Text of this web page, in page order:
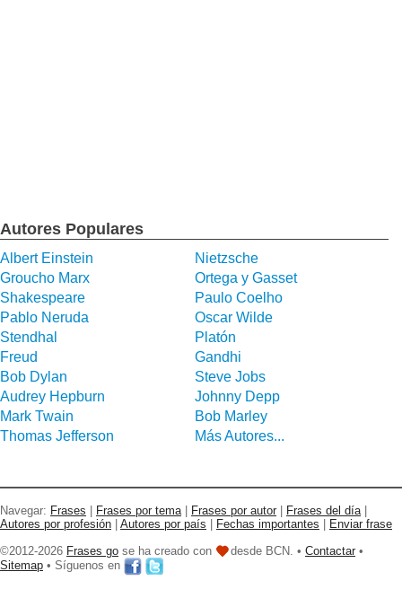
Autores Populares
Albert Einstein
Nietzsche
Groucho Marx
Ortega y Gasset
Shakespeare
Paulo Coelho
Pablo Neruda
Oscar Wilde
Stendhal
Platón
Freud
Gandhi
Bob Dylan
Steve Jobs
Audrey Hepburn
Johnny Depp
Mark Twain
Bob Marley
Thomas Jefferson
Más Autores...
Navegar: Frases Frases por tema| Frases por autor Frases del día|
Autores por profesión
Autores por país Fechas importantes
Enviar frase
©2012-2026 Frases go se ha creado con desde BCN. • Contactar •
Sitemap • Síguenos en